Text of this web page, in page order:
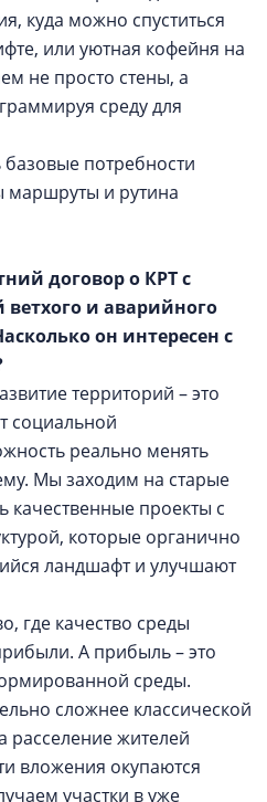
куда можно спуститься
или уютная кофейня на
не просто стены, а
среду для
потребности
маршруты и рутина
договор о КРТ с
и аварийного
он интересен с
территорий – это
социальной
реально менять
Мы заходим на старые
качественные проекты с
которые органично
ландшафт и улучшают
где качество среды
А прибыль – это
среды.
сложнее классической
расселение жителей
вложения окупаются
участки в уже